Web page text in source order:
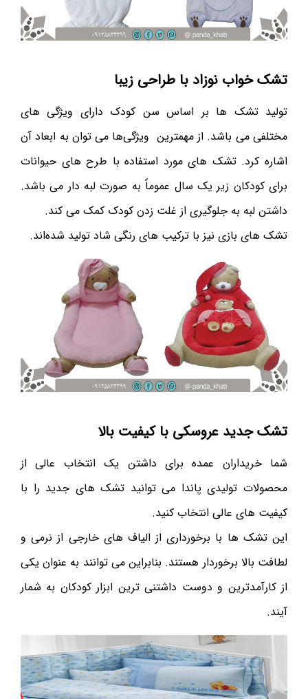
تشک خواب نوزاد با طراحی زیبا
تولید تشک ها بر اساس سن کودک دارای ویژگی های
مختلفی می باشد. از مهمترین ویژگی‌ها می ‌توان به ابعاد آن
اشاره کرد. تشک های مورد استفاده با طرح های حیوانات
برای کودکان زیر یک سال عموماً به صورت لبه دار می باشد.
داشتن لبه به جلوگیری از غلت زدن کودک کمک می کند.
تشک های بازی نیز با ترکیب های رنگی شاد تولید شده‌اند.
تشک جدید عروسکی با کیفیت بالا
شما خریداران عمده برای داشتن یک انتخاب عالی از
محصولات تولیدی پاندا می توانید تشک های جدید را با
کیفیت های عالی انتخاب کنید.
این تشک ها با برخورداری از الیاف های خارجی از نرمی و
لطافت بالا برخوردار هستند. بنابراین می توانند به عنوان یکی
از کارآمدترین و دوست داشتنی ترین ابزار کودکان به شمار
آیند.